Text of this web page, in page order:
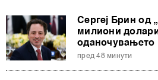
Сергеј Брин од
милиони
оданочувањето
пред 48 минути